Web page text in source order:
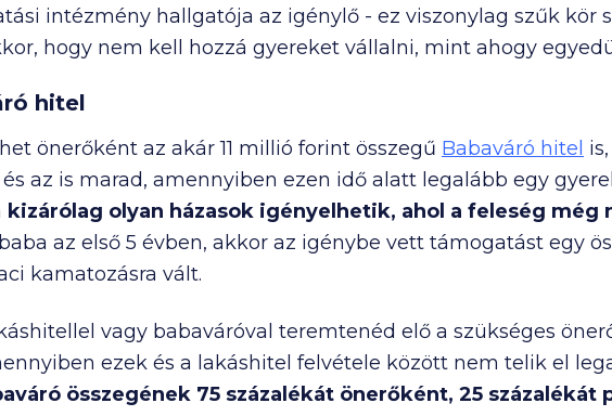
intézmény hallgatója az igénylő - ez viszonylag szűk kör
hogy nem kell hozzá gyereket vállalni, mint ahogy
hitel
önerőként az akár11 millió forint összegű Babaváró hitel
és az is marad, amennyiben ezen idő alatt legalább egy
kizárólag olyan házasok igényelhetik, ahol a feleség még
az első 5 évben, akkor az igénybe vett támogatást egy
kamatozásra vált.
vagy babaváróval teremtenéd elő a szükséges
ezek és a lakáshitel felvétele között nem telik el
összegének 75 százalékát önerőként, 25